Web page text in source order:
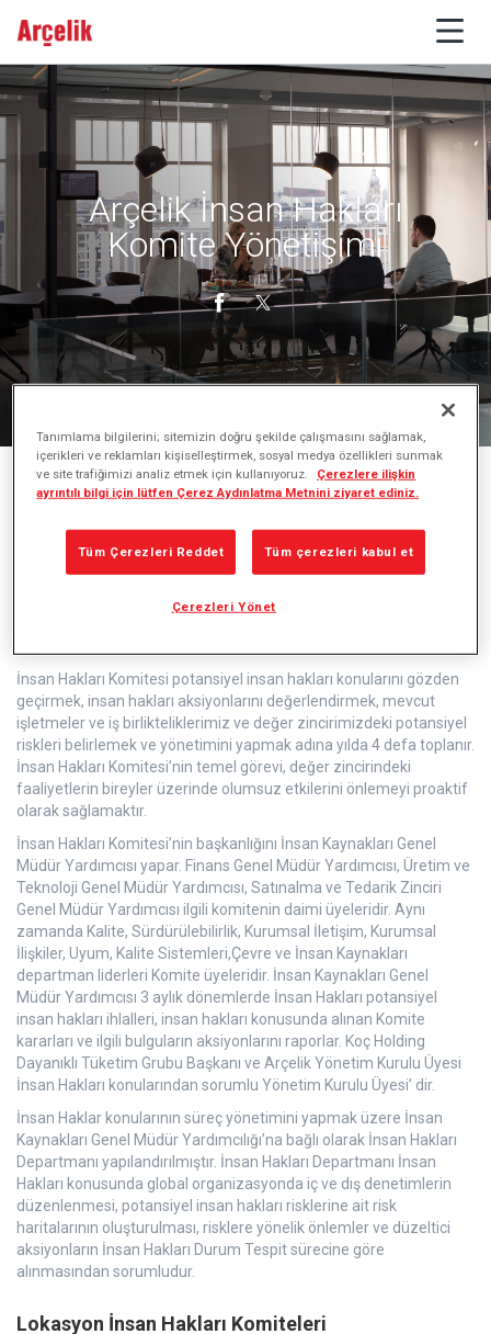
Arçelik İnsan Hakları
Komite Yönetişimi
Arçelik İnsan Hakları Komitesi
İnsan Hakları Komitesi potansiyel insan hakları konularını gözden
geçirmek, insan hakları aksiyonlarını değerlendirmek, mevcut
işletmeler ve iş birlikteliklerimiz ve değer zincirimizdeki potansiyel
riskleri belirlemek ve yönetimini yapmak adına yılda 4 defa toplanır.
İnsan Hakları Komitesi’nin temel görevi, değer zincirindeki
faaliyetlerin bireyler üzerinde olumsuz etkilerini önlemeyi proaktif
olarak sağlamaktır.
İnsan Hakları Komitesi’nin başkanlığını İnsan Kaynakları Genel
Müdür Yardımcısı yapar. Finans Genel Müdür Yardımcısı, Üretim ve
Teknoloji Genel Müdür Yardımcısı, Satınalma ve Tedarik Zinciri
Genel Müdür Yardımcısı ilgili komitenin daimi üyeleridir. Aynı
zamanda Kalite, Sürdürülebilirlik, Kurumsal İletişim, Kurumsal
İlişkiler, Uyum, Kalite Sistemleri,Çevre ve İnsan Kaynakları
departman liderleri Komite üyeleridir. İnsan Kaynakları Genel
Müdür Yardımcısı 3 aylık dönemlerde İnsan Hakları potansiyel
insan hakları ihlalleri, insan hakları konusunda alınan Komite
kararları ve ilgili bulguların aksiyonlarını raporlar. Koç Holding
Dayanıklı Tüketim Grubu Başkanı ve Arçelik Yönetim Kurulu Üyesi
İnsan Hakları konularından sorumlu Yönetim Kurulu Üyesi’ dir.
İnsan Haklar konularının süreç yönetimini yapmak üzere İnsan
Kaynakları Genel Müdür Yardımcılığı’na bağlı olarak İnsan Hakları
Departmanı yapılandırılmıştır. İnsan Hakları Departmanı İnsan
Hakları konusunda global organizasyonda iç ve dış denetimlerin
düzenlenmesi, potansiyel insan hakları risklerine ait risk
haritalarının oluşturulması, risklere yönelik önlemler ve düzeltici
aksiyonların İnsan Hakları Durum Tespit sürecine göre
alınmasından sorumludur.
Lokasyon İnsan Hakları Komiteleri
Tanımlama bilgilerini; sitemizin doğru şekilde çalışmasını sağlamak,
içerikleri ve reklamları kişiselleştirmek, sosyal medya özellikleri sunmak
ve site trafiğimizi analiz etmek için kullanıyoruz.
Çerezlere ilişkin
ayrıntılı bilgi için lütfen Çerez Aydınlatma Metnini ziyaret ediniz.
Tüm Çerezleri Reddet Tüm çerezleri kabul et
Çerezleri Yönet